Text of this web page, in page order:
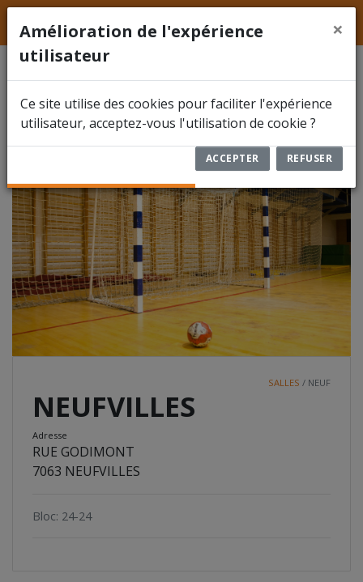
LFFSHainaut
NEUFVILLESNEUF
SALLES / NEUF
NEUFVILLES
Adresse
RUE GODIMONT
7063 NEUFVILLES
Bloc: 24-24
Amélioration de l'expérience
utilisateur
×
Ce site utilise des cookies pour faciliter l'expérience
utilisateur, acceptez-vous l'utilisation de cookie ?
ACCEPTER REFUSER
FÉDÉRATION
COMPÉTITIONS
DOCUMENTS
ARBITRES
ENCODER UN RÉSULTAT
RBFA FUTSAL